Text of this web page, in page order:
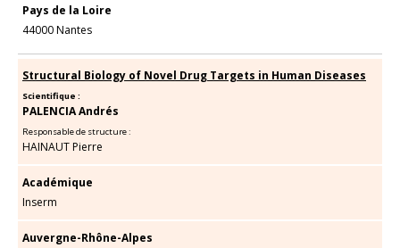
Pays de la Loire
44000 Nantes
Structural Biology of Novel Drug Targets in Human Diseases
Scientifique :
PALENCIA Andrés
Responsable de structure :
HAINAUT Pierre
Académique
Inserm
Auvergne-Rhône-Alpes